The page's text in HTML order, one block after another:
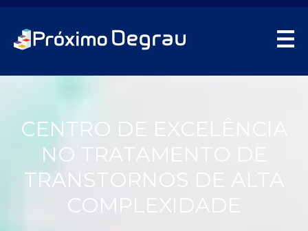
CENTRO DE EXCELÊNCIA
NO TRATAMENTO DE
TRANSTORNOS DE ALTA
COMPLEXIDADE